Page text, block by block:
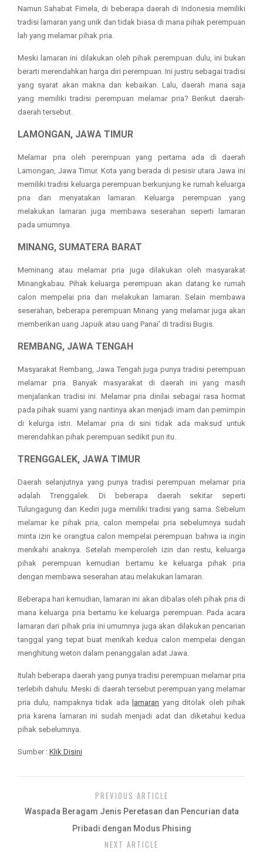
Namun Sahabat Fimela, di beberapa daerah di Indonesia memiliki
tradisi lamaran yang unik dan tidak biasa di mana pihak perempuan
lah yang melamar pihak pria.
Meski lamaran ini dilakukan oleh pihak perempuan dulu, ini bukan
berarti merendahkan harga diri perempuan. Ini justru sebagai tradisi
yang syarat akan makna dan kebaikan. Lalu, daerah mana saja
yang memiliki tradisi perempuan melamar pria? Berikut daerah-
daerah tersebut.
LAMONGAN, JAWA TIMUR
Melamar pria oleh perempuan yang pertama ada di daerah
Lamongan, Jawa Timur. Kota yang berada di pesisir utara Jawa ini
memiliki tradisi keluarga perempuan berkunjung ke rumah keluarga
pria dan menyatakan lamaran. Keluarga perempuan yang
melakukan lamaran juga membawa seserahan seperti lamaran
pada umumnya.
MINANG, SUMATERA BARAT
Meminang atau melamar pria juga dilakukan oleh masyarakat
Minangkabau. Pihak keluarga perempuan akan datang ke rumah
calon mempelai pria dan melakukan lamaran. Selain membawa
seserahan, beberapa perempuan Minang yang melamar juga akan
memberikan uang Japuik atau uang Panai' di tradisi Bugis.
REMBANG, JAWA TENGAH
Masyarakat Rembang, Jawa Tengah juga punya tradisi perempuan
melamar pria. Banyak masyarakat di daerah ini yang masih
menjalankan tradisi ini. Melamar pria dinilai sebagai rasa hormat
pada pihak suami yang nantinya akan menjadi imam dan pemimpin
di kelurga istri. Melamar pria di sini tidak ada maksud untuk
merendahkan pihak perempuan sedikit pun itu.
TRENGGALEK, JAWA TIMUR
Daerah selanjutnya yang punya tradisi perempuan melamar pria
adalah Trenggalek. Di beberapa daerah sekitar seperti
Tulungagung dan Kediri juga memiliki tradisi yang sama. Sebelum
melamar ke pihak pria, calon mempelai pria sebelumnya sudah
minta izin ke orangtua calon mempelai perempuan bahwa ia ingin
menikahi anaknya. Setelah memperoleh izin dan restu, keluarga
pihak perempuan kemudian bertamu ke keluarga pihak pria
dengan membawa seserahan atau melakukan lamaran.
Beberapa hari kemudian, lamaran ini akan dibalas oleh pihak pria di
mana keluarga pria bertamu ke keluarga perempuan. Pada acara
lamaran dari pihak pria ini umumnya juga akan dilakukan pencarian
tanggal yang tepat buat menikah kedua calon mempelai dengan
menghitung weton dalam penanggalan adat Jawa.
Itulah beberapa daerah yang punya tradisi perempuan melamar pria
terlebih dahulu. Meski di daerah tersebut perempuan yang melamar
pria dulu, nampaknya tidak ada
lamaran yang ditolak oleh pihak
pria karena lamaran ini sudah menjadi adat dan diketahui kedua
pihak sebelumnya.
Sumber : Klik Disini
PREVIOUS ARTICLE
Waspada Beragam Jenis Peretasan dan Pencurian data
Pribadi dengan Modus Phising
NEXT ARTICLE